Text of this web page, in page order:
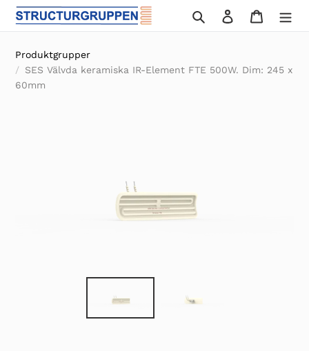
vidare
innehåll
Sök Logga in
Produktgrupper
SES Välvda keramiska IR-Element FTE 500W. Dim: 245 x
60mm